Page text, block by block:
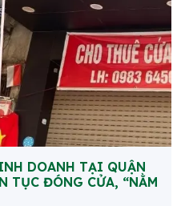
DOANH TẠI QUẬN
TỤC ĐÓNG CỬA, “NẰM